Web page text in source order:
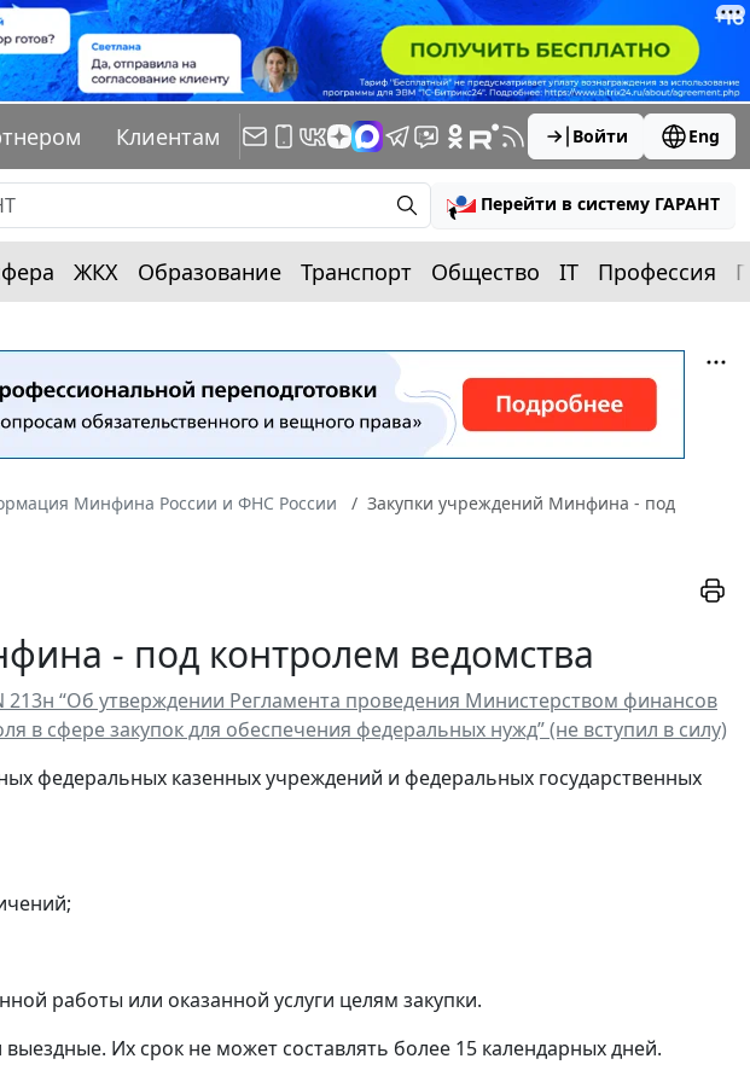
Клиентам Войти Eng
Перейти в систему ГАРАНТ
ЖКХ Образование Транспорт Общество IT Профессия
Минфина России и ФНС России
Закупки учреждений Минфина - под
- под контролем ведомства
“Об утверждении Регламента проведения Министерством финансов
в сфере закупок для обеспечения федеральных нужд” (не вступил в силу)
федеральных казенных учреждений и федеральных государственных
работы или оказанной услуги целям закупки.
Их срок не может составлять более 15 календарных дней.